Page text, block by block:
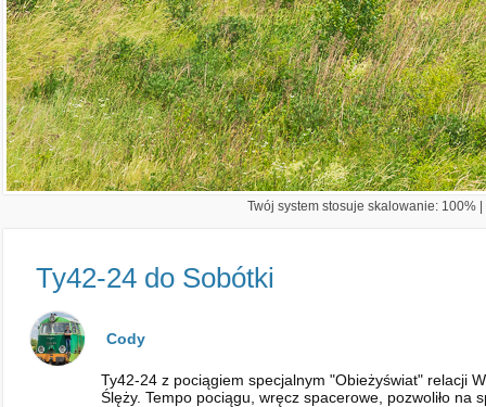
Twój system stosuje skalowanie: 100%
Ty42-24 do Sobótki
Cody
Ty42-24 z pociągiem specjalnym "Obieżyświat" relacji
Ślęży. Tempo pociągu, wręcz spacerowe, pozwoliło